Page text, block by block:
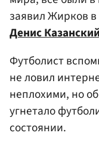
заявил Жирков в
Денис Казанский
Футболист
не ловил
неплохими, но
угнетало
состоянии.